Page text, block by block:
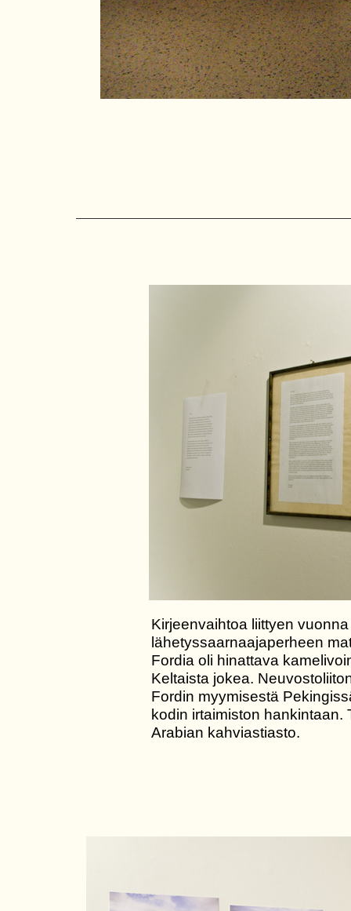
Kirjeenvaihtoa liittyen
lähetyssaarnaajaperheen
Fordia oli hinattava
Keltaista jokea.
Fordin myymisestä
kodin irtaimiston
Arabian kahviastiasto.